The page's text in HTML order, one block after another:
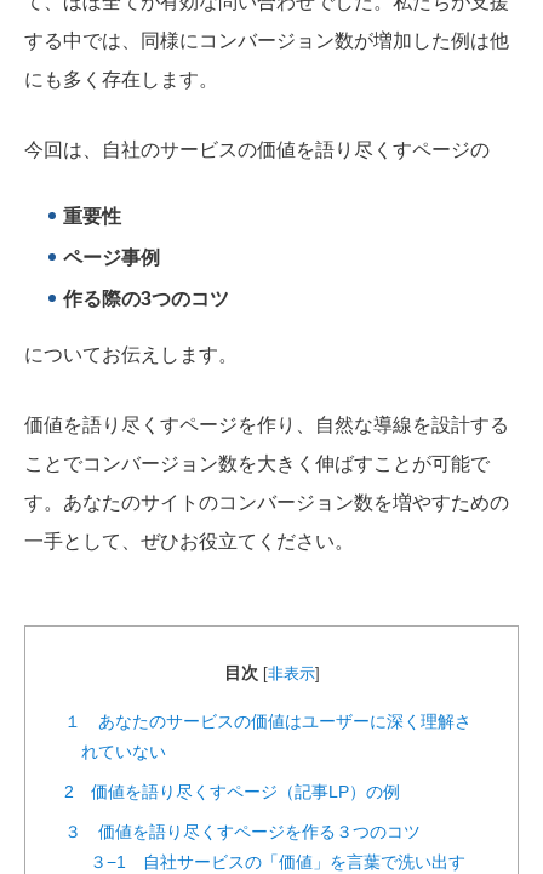
する中では、同様にコンバージョン数が増加した例は他
にも多く存在します。
今回は、自社のサービスの価値を語り尽くすページの
重要性
ページ事例
作る際の3つのコツ
についてお伝えします。
価値を語り尽くすページを作り、自然な導線を設計する
ことでコンバージョン数を大きく伸ばすことが可能で
す。あなたのサイトのコンバージョン数を増やすための
一手として、ぜひお役立てください。
目次 非表示]
１ あなたのサービスの価値はユーザーに深く理解さ
れていない
2 価値を語り尽くすページ（記事LP）の例
３ 価値を語り尽くすページを作る３つのコツ
３−1 自社サービスの「価値」を言葉で洗い出す